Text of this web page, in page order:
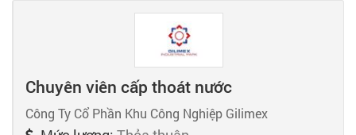
Chuyên viên cấp thoát nước
Công Ty Cổ Phần Khu Công Nghiệp Gilimex